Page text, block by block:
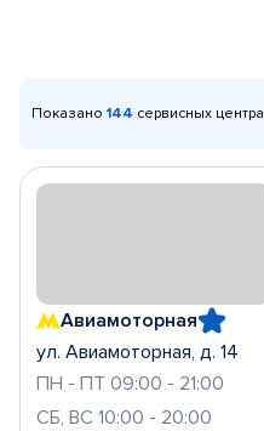
Показано 144 сервисных центра
Авиамоторная
ул. Авиамоторная, д. 14
ПН - ПТ 09:00 - 21:00
СБ, ВС 10:00 - 20:00